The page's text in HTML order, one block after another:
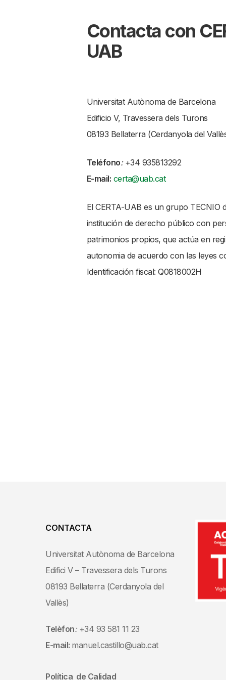
Contacta con
UAB
Universitat Autònoma de Barcelona
Edificio V, Travessera dels Turons
08193 Bellaterra (Cerdanyola del
Teléfono:+34 935813292
E-mail: certa@uab.cat
El CERTA-UAB es un grupo TECNIO
institución de derecho público con
patrimonios propios, que actúa en
autonomia de acuerdo con las leyes
Identificación fiscal: Q0818002H
CONTACTA
Universitat Autònoma de Barcelona
Edifici V – Travessera dels Turons
08193 Bellaterra (Cerdanyola del
Vallès)
Telèfon:+34 93 581 11 23
E-mail: manuel.castillo@uab.cat
Política de Calidad